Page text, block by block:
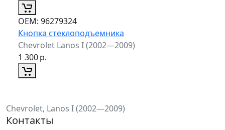
ОЕМ: 96279324
Кнопка стеклоподъемника
Chevrolet Lanos I (2002—2009)
1 300р.
Chevrolet, Lanos I (2002—2009)
Контакты